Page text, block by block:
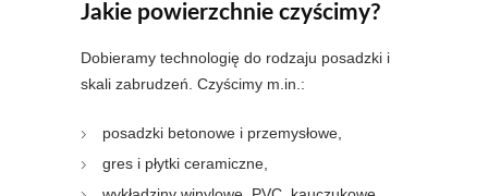
Jakie powierzchnie czyścimy?
Dobieramy technologię do rodzaju posadzki i
skali zabrudzeń. Czyścimy m.in.:
posadzki betonowe i przemysłowe,
gres i płytki ceramiczne,